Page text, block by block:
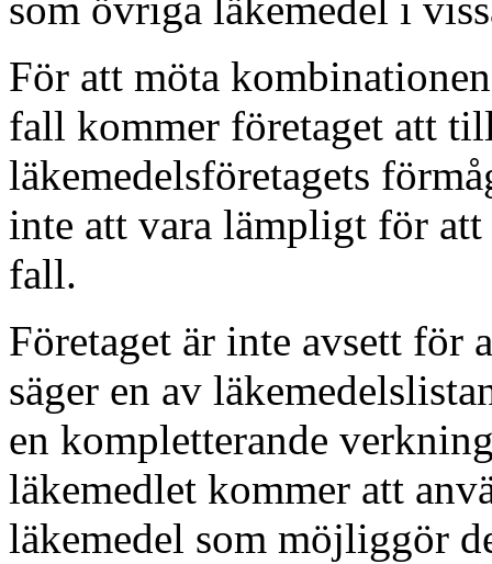
som övriga läkemedel i
För att möta
fall kommer företaget att
läkemedelsföretagets
inte att vara lämpligt för att
fall.
Företaget är inte avsett för
säger en av
en kompletterande
läkemedlet kommer att
läkemedel som möjliggör